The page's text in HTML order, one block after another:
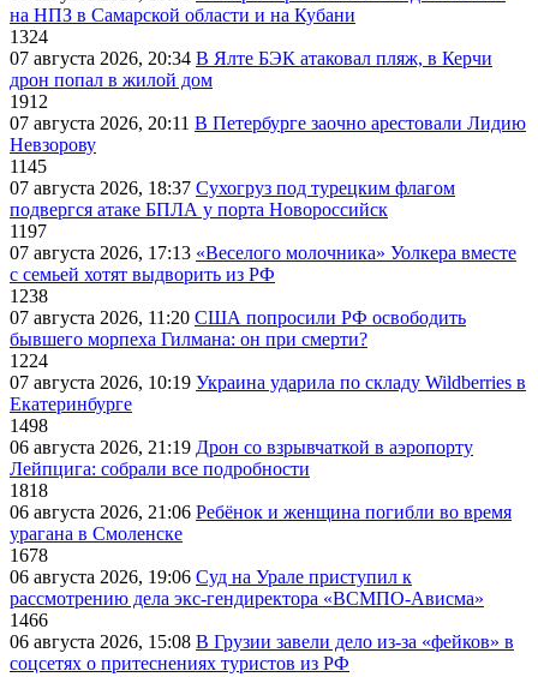
на НПЗ в Самарской области и на Кубани
1324
07 августа 2026, 20:34 В Ялте БЭК атаковал пляж, в Керчи
дрон попал в жилой дом
1912
07 августа 2026, 20:11 В Петербурге заочно арестовали Лидию
Невзорову
1145
07 августа 2026, 18:37 Сухогруз под турецким флагом
подвергся атаке БПЛА у порта Новороссийск
1197
07 августа 2026, 17:13 «Веселого молочника» Уолкера вместе
с семьей хотят выдворить из РФ
1238
07 августа 2026, 11:20 США попросили РФ освободить
бывшего морпеха Гилмана: он при смерти?
1224
07 августа 2026, 10:19 Украина ударила по складу Wildberries в
Екатеринбурге
1498
06 августа 2026, 21:19 Дрон со взрывчаткой в аэропорту
Лейпцига: собрали все подробности
1818
06 августа 2026, 21:06 Ребёнок и женщина погибли во время
урагана в Смоленске
1678
06 августа 2026, 19:06 Суд на Урале приступил к
рассмотрению дела экс-гендиректора «ВСМПО-Ависма»
1466
06 августа 2026, 15:08 В Грузии завели дело из-за «фейков» в
соцсетях о притеснениях туристов из РФ